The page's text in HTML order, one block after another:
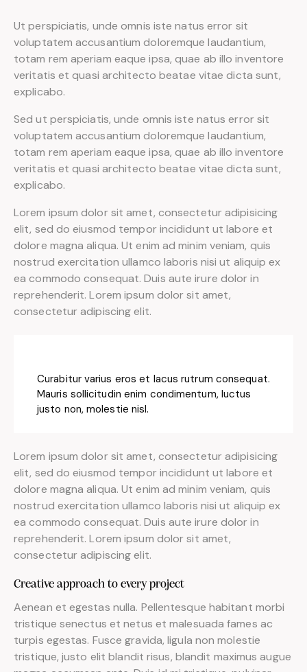
Ut perspiciatis, unde omnis iste natus error sit
voluptatem accusantium doloremque laudantium,
totam rem aperiam eaque ipsa, quae ab illo inventore
veritatis et quasi architecto beatae vitae dicta sunt,
explicabo.
Sed ut perspiciatis, unde omnis iste natus error sit
voluptatem accusantium doloremque laudantium,
totam rem aperiam eaque ipsa, quae ab illo inventore
veritatis et quasi architecto beatae vitae dicta sunt,
explicabo.
Lorem ipsum dolor sit amet, consectetur adipisicing
elit, sed do eiusmod tempor incididunt ut labore et
dolore magna aliqua. Ut enim ad minim veniam, quis
nostrud exercitation ullamco laboris nisi ut aliquip ex
ea commodo consequat. Duis aute irure dolor in
reprehenderit. Lorem ipsum dolor sit amet,
consectetur adipiscing elit.
Curabitur varius eros et lacus rutrum consequat.
Mauris sollicitudin enim condimentum, luctus
justo non, molestie nisl.
Lorem ipsum dolor sit amet, consectetur adipisicing
elit, sed do eiusmod tempor incididunt ut labore et
dolore magna aliqua. Ut enim ad minim veniam, quis
nostrud exercitation ullamco laboris nisi ut aliquip ex
ea commodo consequat. Duis aute irure dolor in
reprehenderit. Lorem ipsum dolor sit amet,
consectetur adipiscing elit.
Creative approach to every project
Aenean et egestas nulla. Pellentesque habitant morbi
tristique senectus et netus et malesuada fames ac
turpis egestas. Fusce gravida, ligula non molestie
tristique, justo elit blandit risus, blandit maximus augue